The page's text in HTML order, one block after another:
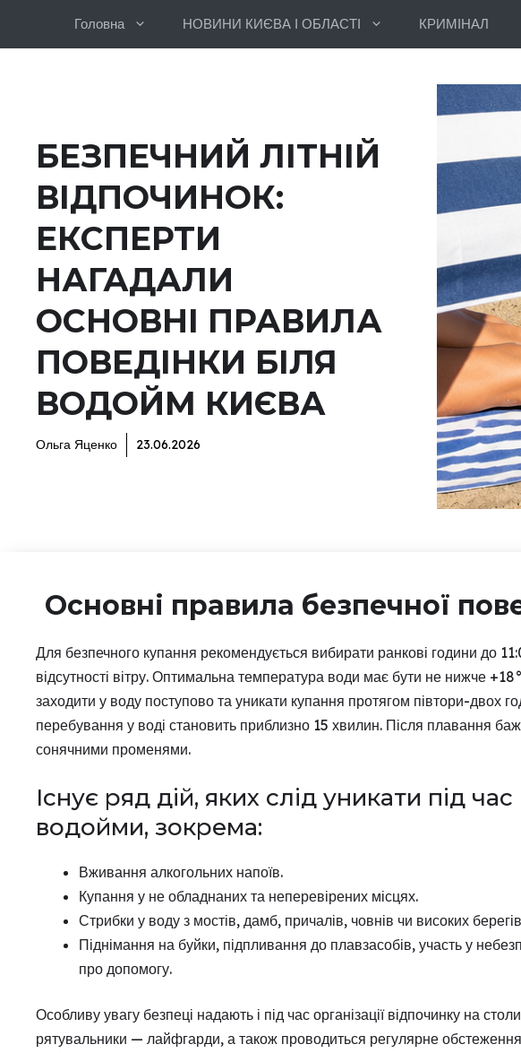
Головна НОВИНИ КИЄВА І ОБЛАСТІ КРИМІНАЛ
БЕЗПЕЧНИЙ ЛІТНІЙ
ВІДПОЧИНОК:
ЕКСПЕРТИ
НАГАДАЛИ
ОСНОВНІ ПРАВИЛА
ПОВЕДІНКИ БІЛЯ
ВОДОЙМ КИЄВА
Ольга Яценко 23.06.2026
Основні правила безпечної
Для безпечного купання рекомендується вибирати ранкові години до
відсутності вітру. Оптимальна температура води має бути не нижче
заходити у воду поступово та уникати купання протягом півтори-двох
перебування у воді становить приблизно 15 хвилин. Після плавання
сонячними променями.
Існує ряд дій, яких слід уникати під
водойми, зокрема:
Вживання алкогольних напоїв.
Купання у не обладнаних та неперевірених місцях.
Стрибки у воду з мостів, дамб, причалів, човнів чи високих
Піднімання на буйки, підпливання до плавзасобів, участь у
про допомогу.
Особливу увагу безпеці надають і під час організації відпочинку на
рятувальники — лайфгарди, а також проводиться регулярне